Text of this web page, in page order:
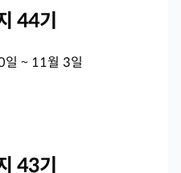
44기
~ 11월 3일
43기